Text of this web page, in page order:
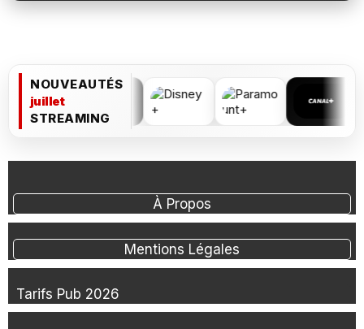
NOUVEAUTÉS
juillet
STREAMING
À Propos
Mentions Légales
Tarifs Pub 2026